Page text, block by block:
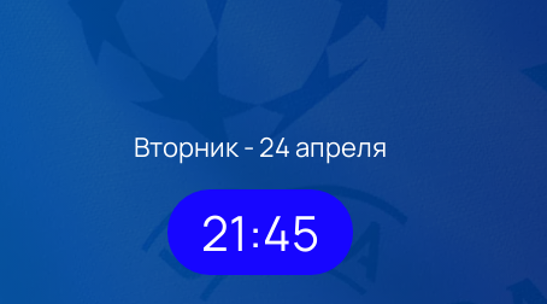
Вторник - 24 апреля
21:45